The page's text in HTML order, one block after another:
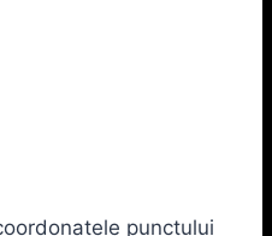
punctului